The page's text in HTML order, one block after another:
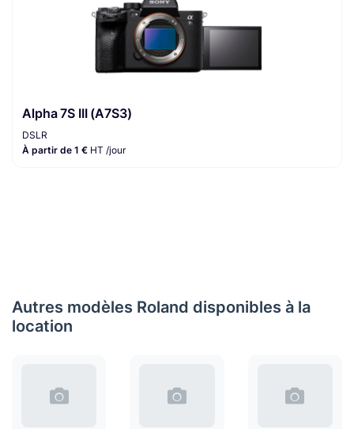
Alpha 7S III (A7S3)
DSLR
À partir de 1 € HT /jour
Autres modèles Roland disponibles à la
location